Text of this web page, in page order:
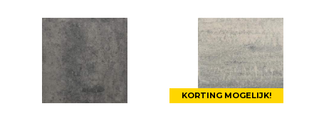
KORTING MOGELIJK!